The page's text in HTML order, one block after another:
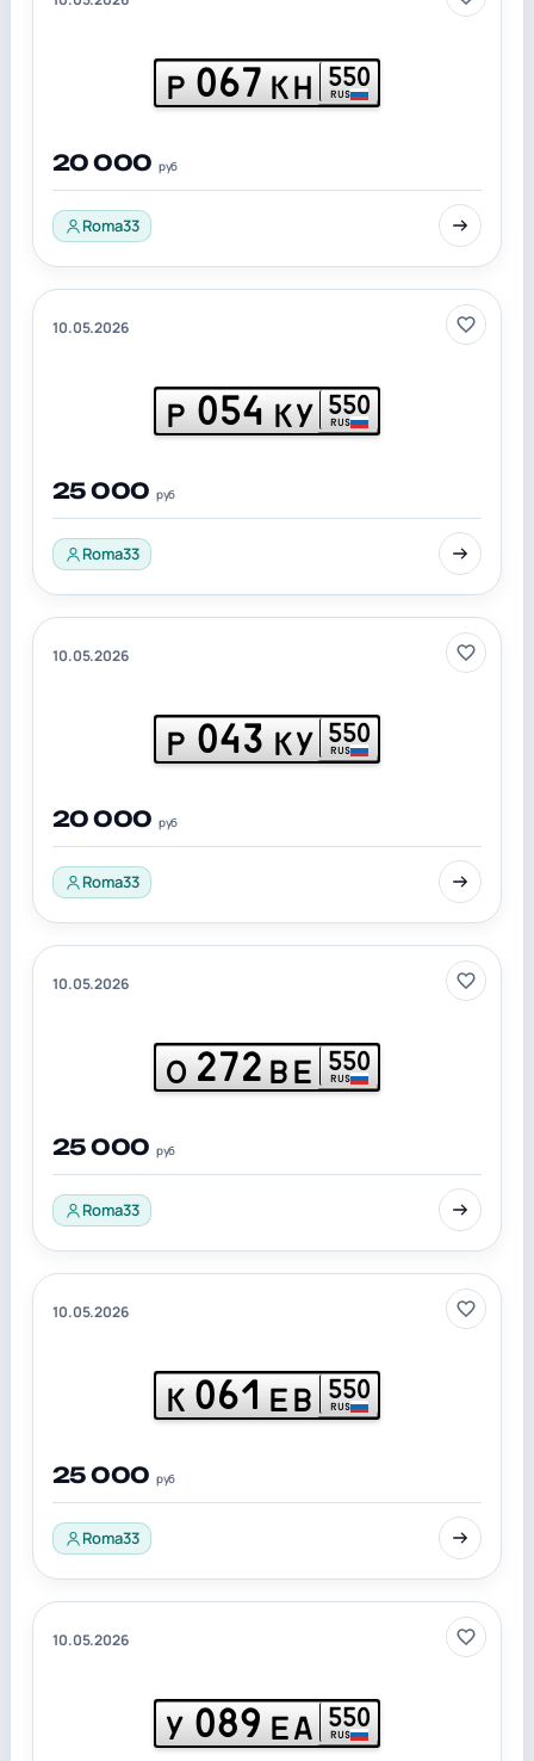
Р 067 КН 550
RUS
20 000 руб
Roma33
10.05.2026
Р 054 КУ 550
RUS
25 000 руб
Roma33
10.05.2026
Р 043 КУ 550
RUS
20 000 руб
Roma33
10.05.2026
О 272 ВЕ 550
RUS
25 000 руб
Roma33
10.05.2026
К 061 ЕВ 550
RUS
25 000 руб
Roma33
10.05.2026
У 089 ЕА 550
RUS